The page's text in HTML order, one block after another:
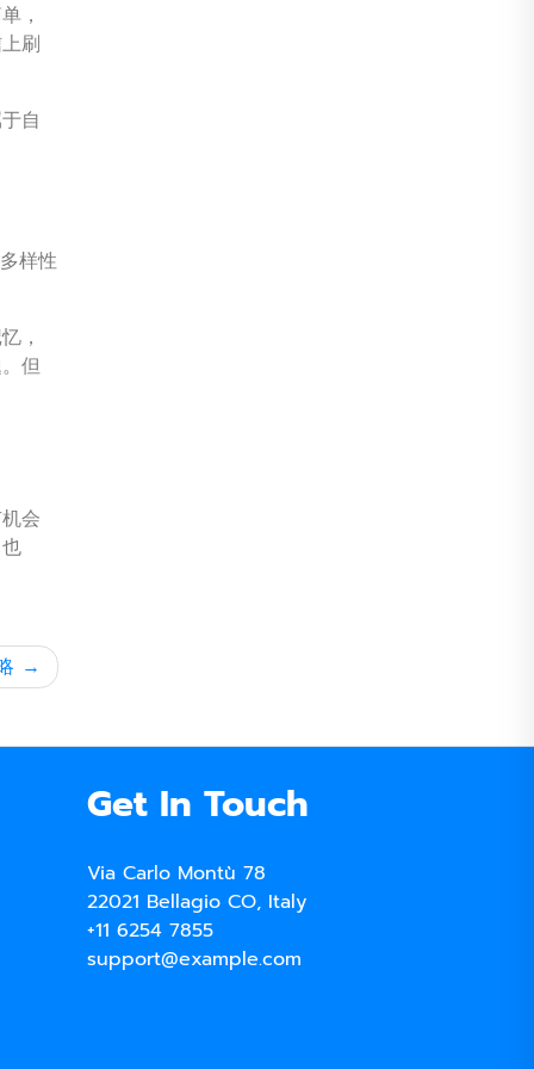
，
刷
自
样性
，
但
会
Get In Touch
Via Carlo Montù 78
22021 Bellagio CO, Italy
+11 6254 7855
support@example.com